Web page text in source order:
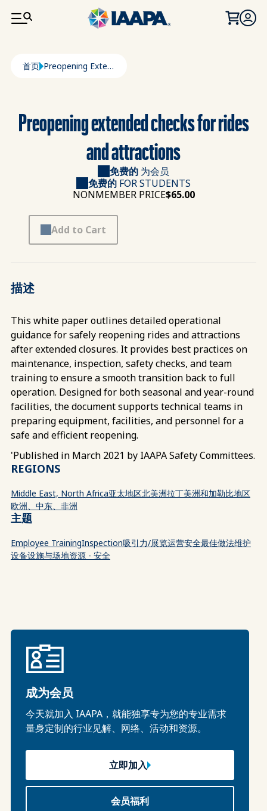
跳转到主要内容
面包屑
首页 Preopening Extended Checks For Rides And Attractions
Preopening extended checks for rides
and attractions
免费的 为会员
免费的 FOR STUDENTS
NONMEMBER PRICE$65.00
Add to Cart
描述
This white paper outlines detailed operational
guidance for safely reopening rides and attractions
after extended closures. It provides best practices on
maintenance, inspection, safety checks, and team
training to ensure a smooth transition back to full
operation. Designed for both seasonal and year-round
facilities, the document supports technical teams in
preparing equipment, facilities, and personnel for a
safe and efficient reopening.
'Published in March 2021 by IAAPA Safety Committees.
REGIONS
Middle East, North Africa亚太地区北美洲拉丁美洲和加勒比地区
欧洲、中东、非洲
主题
Employee TrainingInspection吸引力/展览运营安全最佳做法维护
设备设施与场地资源 - 安全
成为会员
今天就加入 IAAPA，就能独享专为您的专业需求
量身定制的行业见解、网络、活动和资源。
立即加入
会员福利